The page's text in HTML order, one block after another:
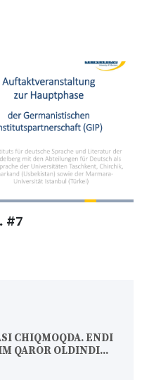
#7
CHIQMOQDA. ENDI
QAROR OLDINDI...